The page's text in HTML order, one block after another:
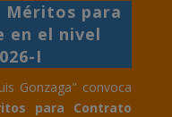
Méritos para
en el nivel
I
Gonzaga" convoca
para Contrato